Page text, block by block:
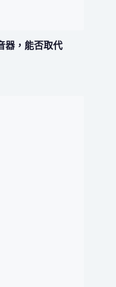
器，能否取代